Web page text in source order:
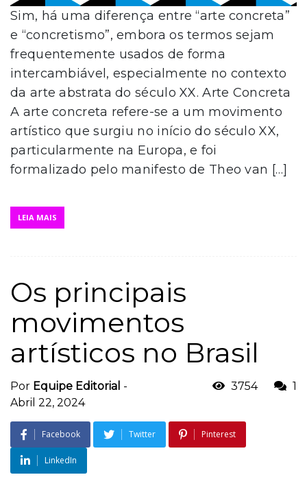
Sim, há uma diferença entre “arte concreta”
e “concretismo”, embora os termos sejam
frequentemente usados de forma
intercambiável, especialmente no contexto
da arte abstrata do século XX. Arte Concreta
A arte concreta refere-se a um movimento
artístico que surgiu no início do século XX,
particularmente na Europa, e foi
formalizado pelo manifesto de Theo van […]
LEIA MAIS
Os principais
movimentos
artísticos no Brasil
Por Equipe Editorial -
Abril 22, 2024
3754 1
Facebook Twitter Pinterest
LinkedIn